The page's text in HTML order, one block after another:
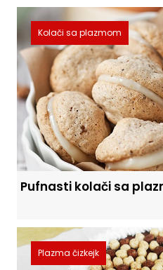
Kolači sa plazmom
Pufnasti kolači sa
Plazma čizkejk